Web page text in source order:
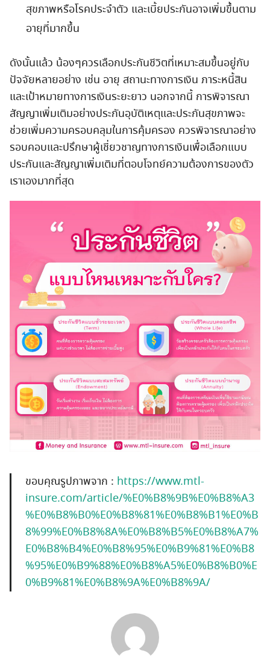
สุขภาพหรือโรคประจำตัว และเบี้ยประกันอาจเพิ่มขึ้นตาม
อายุที่มากขึ้น
ดังนั้นแล้ว น้องๆควรเลือกประกันชีวิตที่เหมาะสมขึ้นอยู่กับ
ปัจจัยหลายอย่าง เช่น อายุ สถานะทางการเงิน ภาระหนี้สิน
และเป้าหมายทางการเงินระยะยาว นอกจากนี้ การพิจารณา
สัญญาเพิ่มเติมอย่างประกันอุบัติเหตุและประกันสุขภาพจะ
ช่วยเพิ่มความครอบคลุมในการคุ้มครอง ควรพิจารณาอย่าง
รอบคอบและปรึกษาผู้เชี่ยวชาญทางการเงินเพื่อเลือกแบบ
ประกันและสัญญาเพิ่มเติมที่ตอบโจทย์ความต้องการของตัว
เราเองมากที่สุด
ขอบคุณรูปภาพจาก : https://www.mtl-
insure.com/article/%E0%B8%9B%E0%B8%A3
%E0%B8%B0%E0%B8%81%E0%B8%B1%E0%B
8%99%E0%B8%8A%E0%B8%B5%E0%B8%A7%
E0%B8%B4%E0%B8%95%E0%B9%81%E0%B8
%95%E0%B9%88%E0%B8%A5%E0%B8%B0%E
0%B9%81%E0%B8%9A%E0%B8%9A/